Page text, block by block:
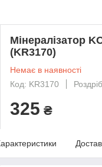
Мінералізатор
(KR3170)
Немає в наявності
Код: KR3170
Роздріб
325 ₴